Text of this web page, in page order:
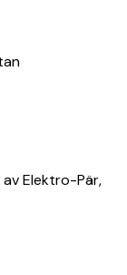
Elektro-Pär,